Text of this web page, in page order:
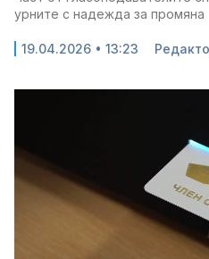
урните с надежда за промяна
19.04.2026 • 13:23